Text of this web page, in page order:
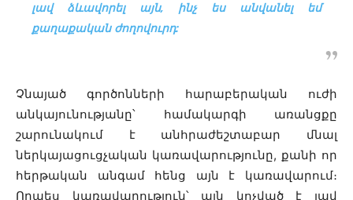
լավ ձևավորել այն, ինչ ես անվանել եմ
քաղաքական ժողովուրդ:
Չնայած գործոնների հարաբերական ուժի
անկայունությանը՝ համակարգի առանցքը
շարունակում է անհրաժեշտաբար մնալ
ներկայացուցչական կառավարությունը, քանի որ
հերթական անգամ հենց այն է կառավարում։
Որպես կառավարություն՝ այն կոչված է լավ